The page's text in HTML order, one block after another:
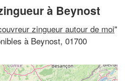
à Beynost
zingueur autour de moi"
à Beynost, 01700